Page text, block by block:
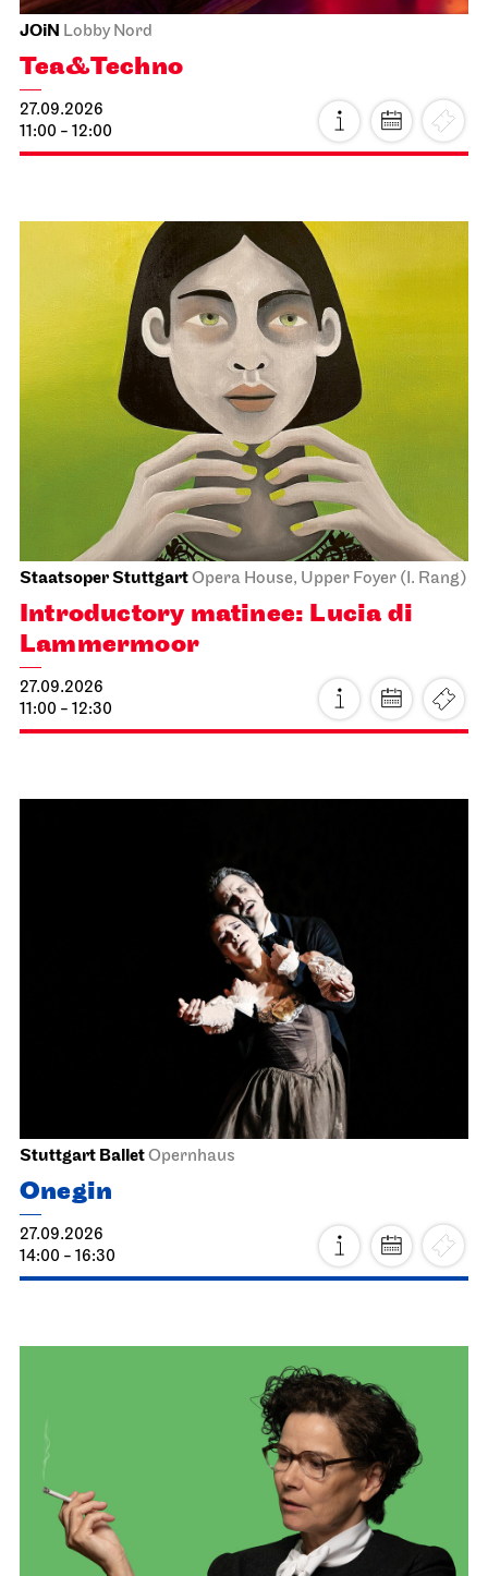
JOiN Lobby Nord
Tea&Techno
27.09.2026
11:00 - 12:00
Staatsoper StuttgartOpera House, Upper Foyer (I. Rang)
Introductory matinee: Lucia di
Lammermoor
27.09.2026
11:00 - 12:30
Stuttgart BalletOpernhaus
Onegin
27.09.2026
14:00 - 16:30